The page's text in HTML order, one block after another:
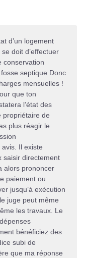
d’un logement
doit d’effectuer
conservation
septique Donc
mensuelles !
que ton
l’état des
propriétaire de
plus réagir le
Il existe
saisir directement
alors prononcer
paiement ou
jusqu’à exécution
juge peut même
les travaux. Le
bénéficiez des
subi de
que ma réponse